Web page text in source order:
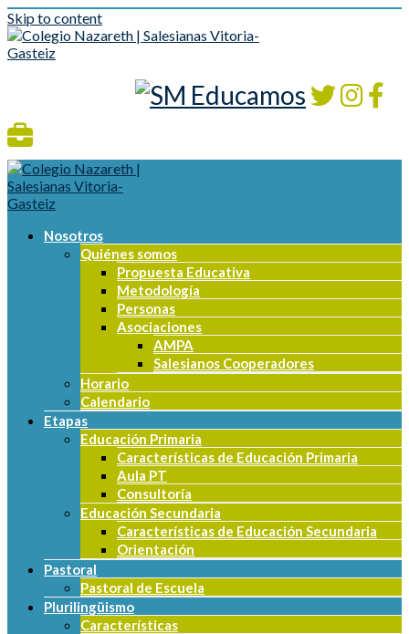
Skip to content
Nosotros
Quiénes somos
Propuesta Educativa
Metodología
Personas
Asociaciones
AMPA
Salesianos Cooperadores
Horario
Calendario
Etapas
Educación Primaria
Características de Educación Primaria
Aula PT
Consultoría
Educación Secundaria
Características de Educación Secundaria
Orientación
Pastoral
Pastoral de Escuela
Plurilingüismo
Características